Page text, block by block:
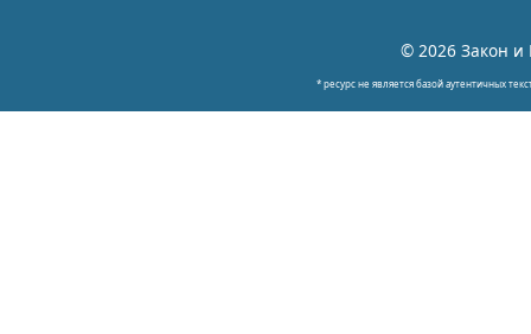
© 2026 Закон и
* ресурс не является базой аутентичных